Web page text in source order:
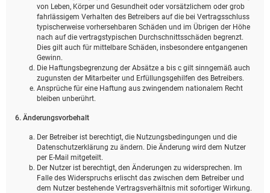
von Leben, Körper und Gesundheit oder vorsätzlichem oder grob
fahrlässigem Verhalten des Betreibers auf die bei Vertragsschluss
typischerweise vorhersehbaren Schäden und im Übrigen der Höhe
nach auf die vertragstypischen Durchschnittsschäden begrenzt.
Dies gilt auch für mittelbare Schäden, insbesondere entgangenen
Gewinn.
Die Haftungsbegrenzung der Absätze a bis c gilt sinngemäß auch
zugunsten der Mitarbeiter und Erfüllungsgehilfen des Betreibers.
Ansprüche für eine Haftung aus zwingendem nationalem Recht
bleiben unberührt.
6. Änderungsvorbehalt
Der Betreiber ist berechtigt, die Nutzungsbedingungen und die
Datenschutzerklärung zu ändern. Die Änderung wird dem Nutzer
per E-Mail mitgeteilt.
Der Nutzer ist berechtigt, den Änderungen zu widersprechen. Im
Falle des Widerspruchs erlischt das zwischen dem Betreiber und
dem Nutzer bestehende Vertragsverhältnis mit sofortiger Wirkung.